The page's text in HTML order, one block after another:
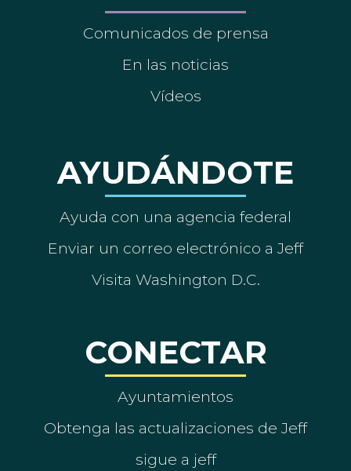
Comunicados de prensa
En las noticias
Vídeos
AYUDÁNDOTE
Ayuda con una agencia federal
Enviar un correo electrónico a Jeff
Visita Washington D.C.
CONECTAR
Ayuntamientos
Obtenga las actualizaciones de Jeff
sigue a jeff